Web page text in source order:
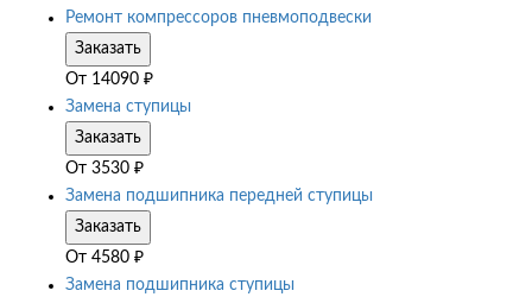
Ремонт компрессоров пневмоподвески
Заказать
От 14090 ₽
Замена ступицы
Заказать
От 3530 ₽
Замена подшипника передней ступицы
Заказать
От 4580 ₽
Замена подшипника ступицы